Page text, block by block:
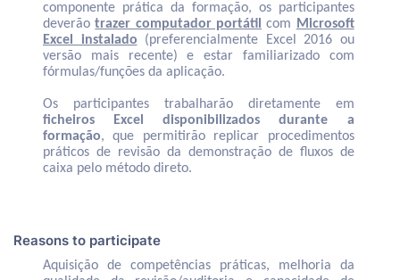
componente prática da formação, os participantes
deverãotrazer computador portátil com
Microsoft
Excel instalado (preferencialmente Excel 2016 ou
versão mais recente) e estar familiarizado com
fórmulas/funções da aplicação.
Os participantes trabalharão diretamente em
ficheiros Excel disponibilizados durante a
formação, que permitirão replicar procedimentos
práticos de revisão da demonstração de fluxos de
caixa pelo método direto.
Reasons to participate
Aquisição de competências práticas, melhoria da